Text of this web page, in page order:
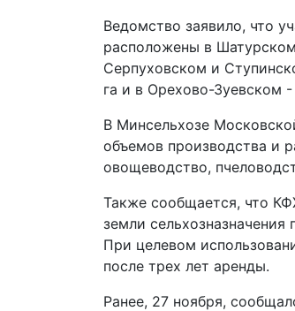
Ведомство заявило, что
расположены в
Серпуховском и
га и в Орехово-Зуевском -
В Минсельхозе
объемов производства и
овощеводство,
Также сообщается, что
земли
При целевом
после трех лет аренды.
Ранее, 27 ноября,